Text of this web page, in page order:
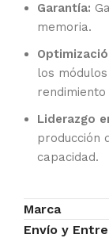
Garantía:
memoria.
los
Liderazgo
producción
capacidad.
Marca
Envío y